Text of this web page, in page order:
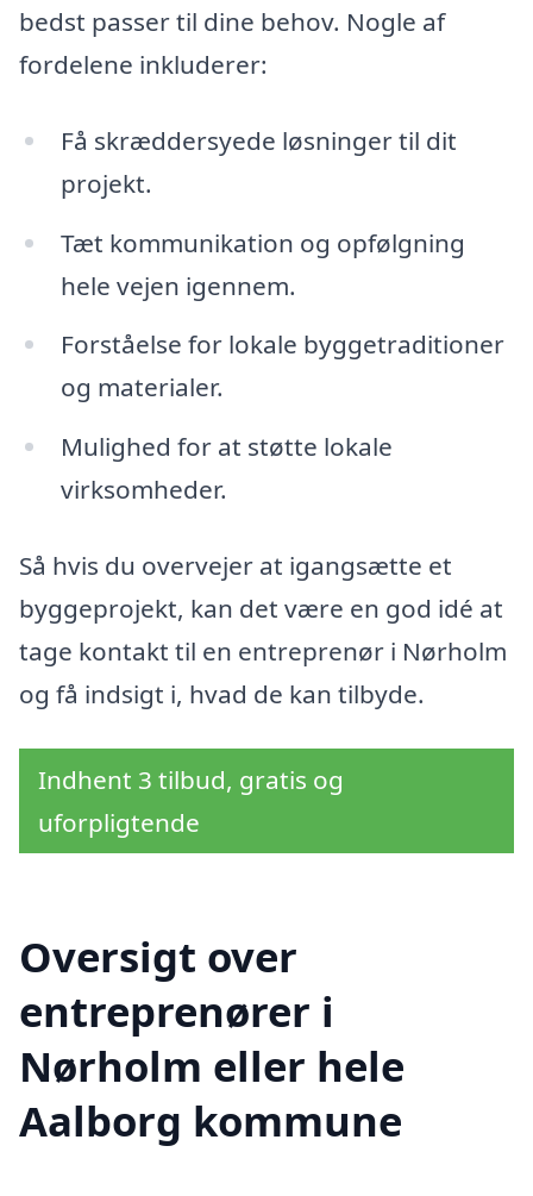
bedst passer til dine behov. Nogle af
fordelene inkluderer:
Få skræddersyede løsninger til dit
projekt.
Tæt kommunikation og opfølgning
hele vejen igennem.
Forståelse for lokale byggetraditioner
og materialer.
Mulighed for at støtte lokale
virksomheder.
Så hvis du overvejer at igangsætte et
byggeprojekt, kan det være en god idé at
tage kontakt til en entreprenør i Nørholm
og få indsigt i, hvad de kan tilbyde.
Indhent 3 tilbud, gratis og
uforpligtende
Oversigt over
entreprenører i
Nørholm eller hele
Aalborg kommune